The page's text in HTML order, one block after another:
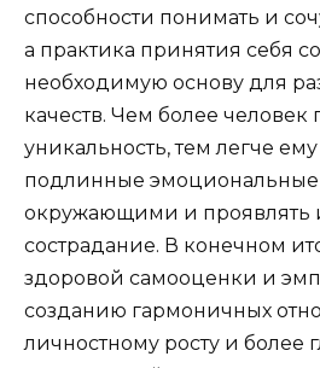
способности понимать и
а практика принятия себя
необходимую основу для
качеств. Чем более
уникальность, тем легче ему
подлинные эмоциональные
окружающими и проявлять
сострадание. В конечном
здоровой самооценки и
созданию гармоничных
личностному росту и более